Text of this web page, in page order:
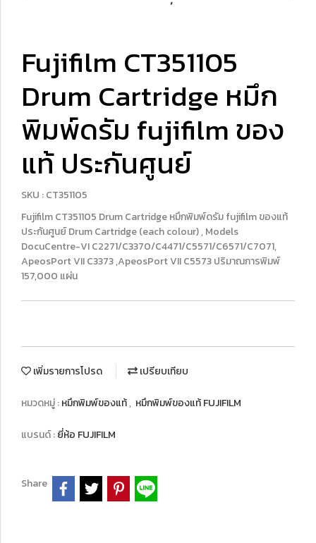
Fujifilm CT351105
Drum Cartridge หมึก
พิมพ์ดรัม fujifilm ของ
แท้ ประกันศูนย์
SKU : CT351105
Fujifilm CT351105 Drum Cartridge หมึกพิมพ์ดรัม fujifilm ของแท้
ประกันศูนย์ Drum Cartridge (each colour) , Models
DocuCentre-VI C2271/C3370/C4471/C5571/C6571/C7071,
ApeosPort VII C3373 ,ApeosPort VII C5573 ปริมาณการพิมพ์
157,000 แผ่น
เพิ่มรายการโปรด เปรียบเทียบ
หมวดหมู่ :หมึกพิมพ์ของแท้, หมึกพิมพ์ของแท้ FUJIFILM
แบรนด์ :ยี่ห้อ FUJIFILM
Share